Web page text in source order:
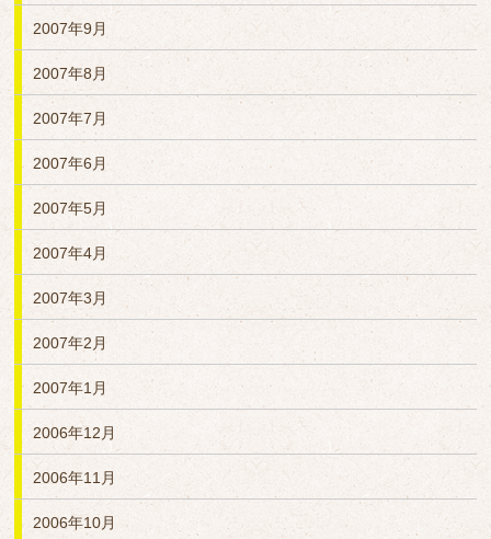
2007年9月
2007年8月
2007年7月
2007年6月
2007年5月
2007年4月
2007年3月
2007年2月
2007年1月
2006年12月
2006年11月
2006年10月